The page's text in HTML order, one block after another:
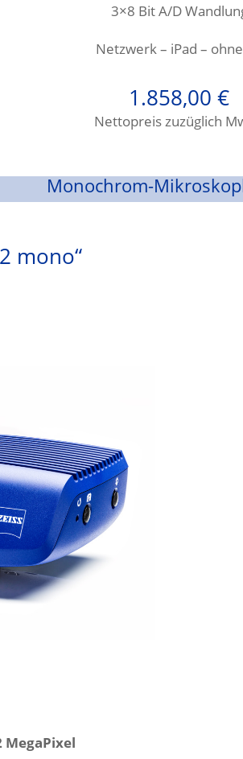
3×8 Bit A/D
Netzwerk – iPad –
1.858,00€
Nettopreis zuzüglich
Monochrom-
mono“